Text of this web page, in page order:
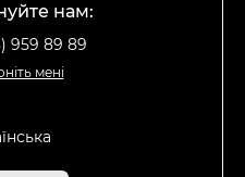
нам:
959 89 89
мені